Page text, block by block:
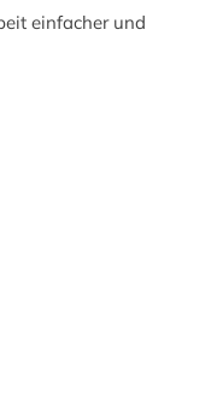
einfacher und